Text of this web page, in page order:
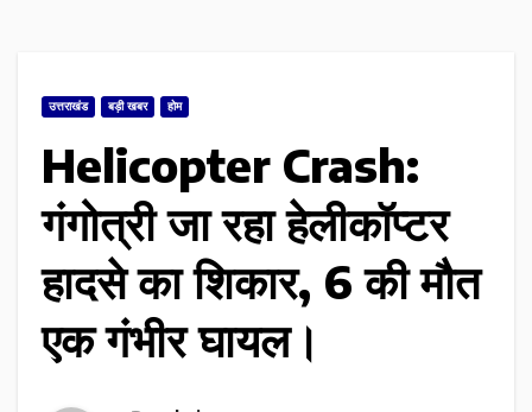
उत्तराखंड बड़ी खबर होम
Helicopter Crash:
गंगोत्री जा रहा हेलीकॉप्टर
हादसे का शिकार, 6 की मौत
एक गंभीर घायल।